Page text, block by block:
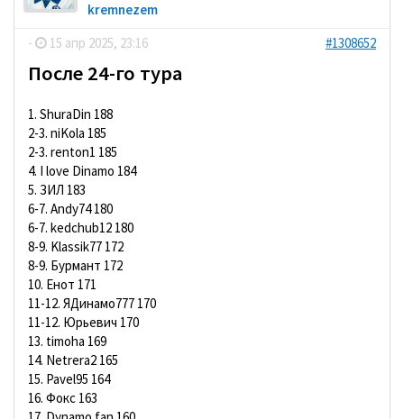
kremnezem
-
15 апр 2025, 23:16 #1308652
После 24-го тура
1. ShuraDin 188
2-3. niKola 185
2-3. renton1 185
4. I love Dinamo 184
5. ЗИЛ 183
6-7. Andy74 180
6-7. kedchub12 180
8-9. Klassik77 172
8-9. Бурмант 172
10. Енот 171
11-12. ЯДинамо777 170
11-12. Юрьевич 170
13. timoha 169
14. Netrera2 165
15. Pavel95 164
16. Фокс 163